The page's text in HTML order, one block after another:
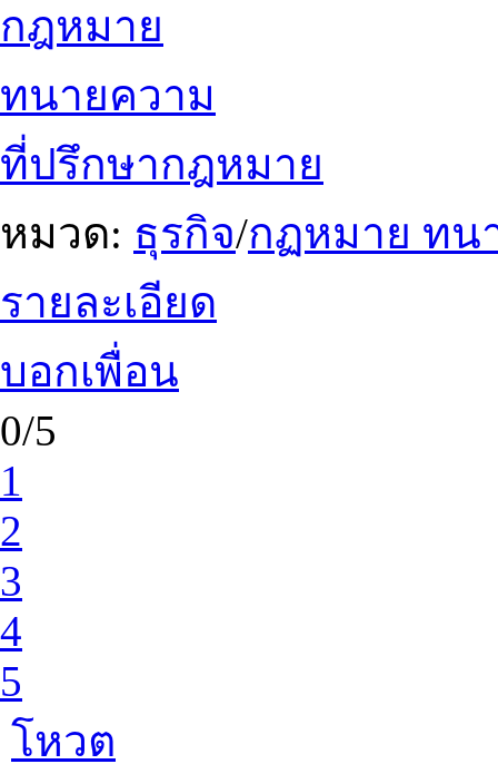
กฎหมาย
ทนายความ
ที่ปรึกษากฎหมาย
หมวด: ธุรกิจ/กฏหมาย ทน
รายละเอียด
บอกเพื่อน
0/5
1
2
3
4
5
โหวต